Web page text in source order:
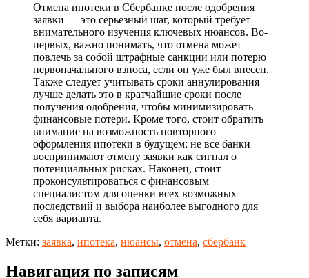
Отмена ипотеки в Сбербанке после одобрения
заявки — это серьезный шаг, который требует
внимательного изучения ключевых нюансов. Во-
первых, важно понимать, что отмена может
повлечь за собой штрафные санкции или потерю
первоначального взноса, если он уже был внесен.
Также следует учитывать сроки аннулирования —
лучше делать это в кратчайшие сроки после
получения одобрения, чтобы минимизировать
финансовые потери. Кроме того, стоит обратить
внимание на возможность повторного
оформления ипотеки в будущем: не все банки
воспринимают отмену заявки как сигнал о
потенциальных рисках. Наконец, стоит
проконсультироваться с финансовым
специалистом для оценки всех возможных
последствий и выбора наиболее выгодного для
себя варианта.
Метки: заявка, ипотека, нюансы, отмена, сбербанк
Навигация по записям